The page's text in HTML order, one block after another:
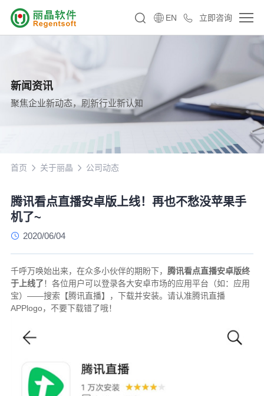
立即咨询
EN
新闻资讯
聚焦企业新动态，刷新行业新认知
首页 关于丽晶 公司动态
腾讯看点直播安卓版上线！再也不愁没苹果手
机了~
2020/06/04
千呼万唤始出来，在众多小伙伴的期盼下， 腾讯看点直播安卓版终
于上线了！各位用户可以登录各大安卓市场的应用平台（如：应用
宝）——搜索【腾讯直播】，下载并安装。请认准腾讯直播
APPlogo，不要下载错了哦！